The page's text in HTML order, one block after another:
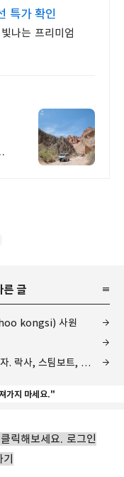
특가 확인
나는 프리미엄
른 글
kongsi) 사원
페낭여행 페낭에 가면 이 3가지는 꼭 먹어보자. 락사, 스팀보트, 레드용과아이스크림
가지 마세요."
릭해보세요. 로그인